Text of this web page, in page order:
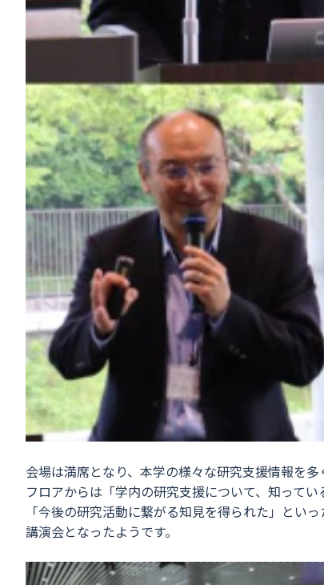
会場は満席となり、本学の様々な研究支援情報を
フロアからは「学内の研究支援について、知って
「今後の研究活動に繋がる知見を得られた」とい
講演会となったようです。